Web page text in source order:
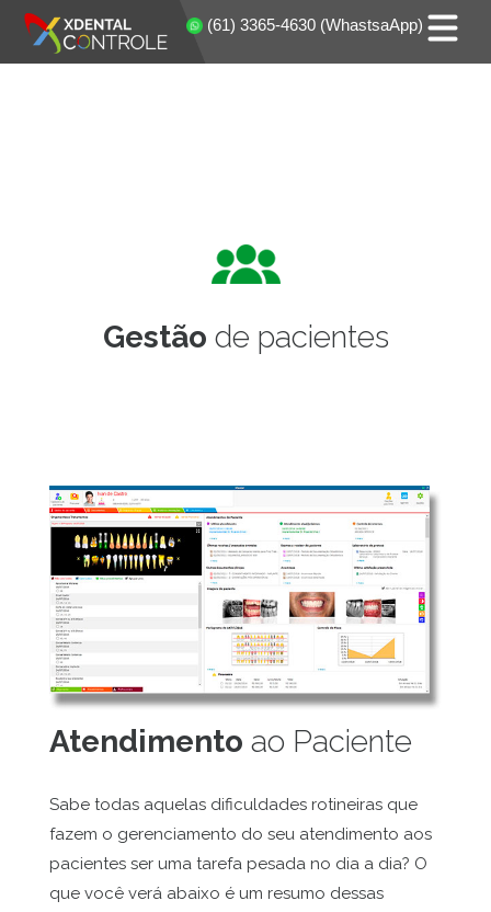
(61) 3365-4630 (WhastsaApp)
Gestão de pacientes
Atendimento ao Paciente
Sabe todas aquelas dificuldades rotineiras que
fazem o gerenciamento do seu atendimento aos
pacientes ser uma tarefa pesada no dia a dia? O
que você verá abaixo é um resumo dessas